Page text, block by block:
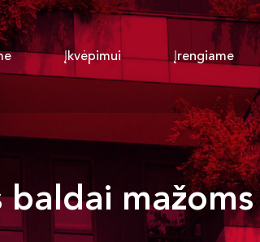
Įkvėpimui Įrengiame
baldai